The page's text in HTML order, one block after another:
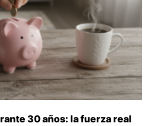
30 años: la fuerza real